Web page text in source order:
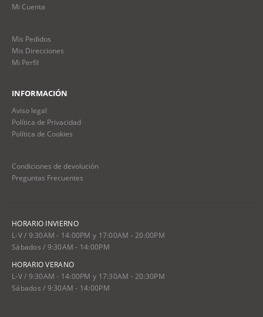
Mi Cuenta
Mis Pedidos
Mis Direcciones
Mi Perfil
INFORMACIÓN
Aviso legal
Política de Privacidad
Política de Cookies
Condiciones de devolución
Preguntas Frecuentes
HORARIO INVIERNO
L-V / 9:30AM - 14:00PM y 17:00AM - 20:00PM
Sábados / 9:30AM - 14:00PM
HORARIO VERANO
L-V / 9:30AM - 14:00PM y 17:30AM - 20:30PM
Sábados / 9:30AM - 14:00PM